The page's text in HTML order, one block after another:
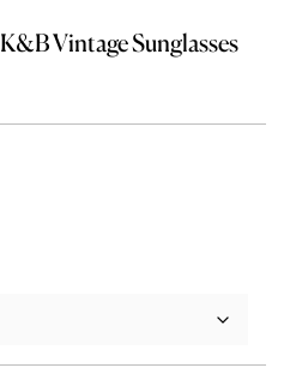
K&B Vintage Sunglasses